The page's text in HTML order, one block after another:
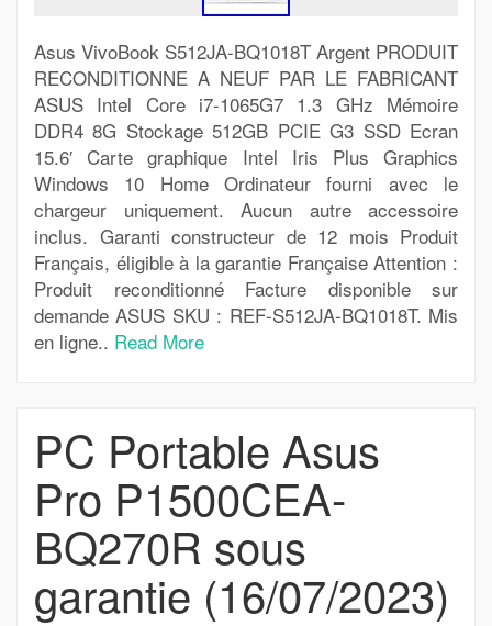
Asus VivoBook S512JA-BQ1018T Argent PRODUIT
RECONDITIONNE A NEUF PAR LE FABRICANT
ASUS Intel Core i7-1065G7 1.3 GHz Mémoire
DDR4 8G Stockage 512GB PCIE G3 SSD Ecran
15.6′ Carte graphique Intel Iris Plus Graphics
Windows 10 Home Ordinateur fourni avec le
chargeur uniquement. Aucun autre accessoire
inclus. Garanti constructeur de 12 mois Produit
Français, éligible à la garantie Française Attention :
Produit reconditionné Facture disponible sur
demande ASUS SKU : REF-S512JA-BQ1018T. Mis
en ligne.. Read More
PC Portable Asus
Pro P1500CEA-
BQ270R sous
garantie (16/07/2023)